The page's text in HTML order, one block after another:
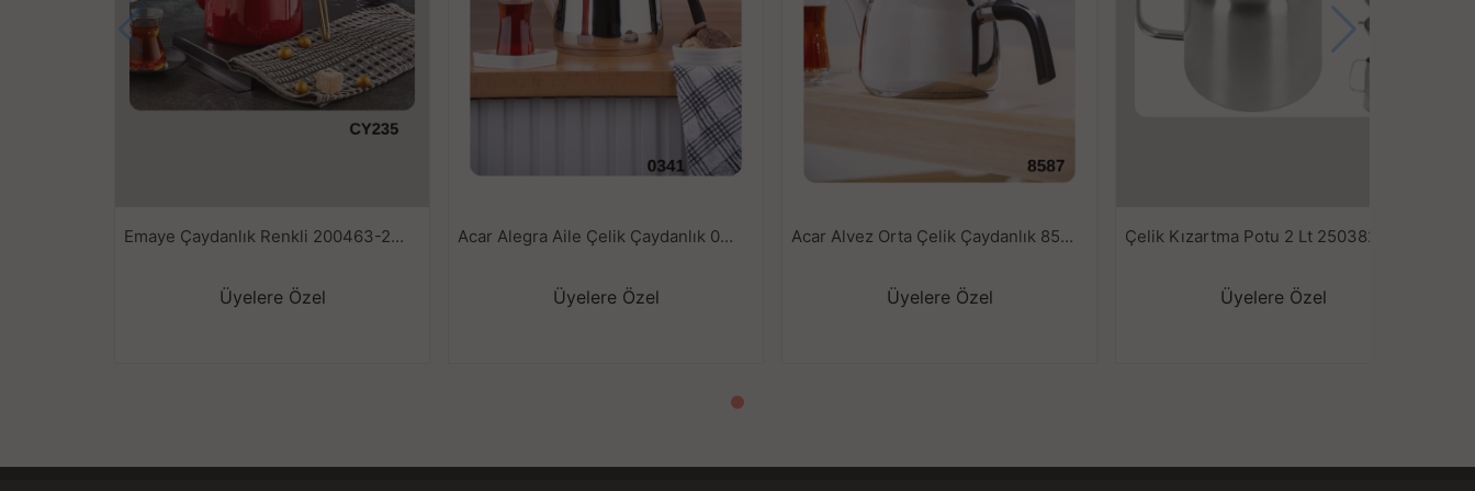
Emaye Çaydanlık Renkli 200463-200717-201297
Üyelere Özel
Acar Alegra Aile Çelik Çaydanlık 0341
Üyelere Özel
Acar Alvez Orta Çelik Çaydanlık 8587
Üyelere Özel
Çelik Kızartma Potu 2 Lt 2503820
Üyelere Özel